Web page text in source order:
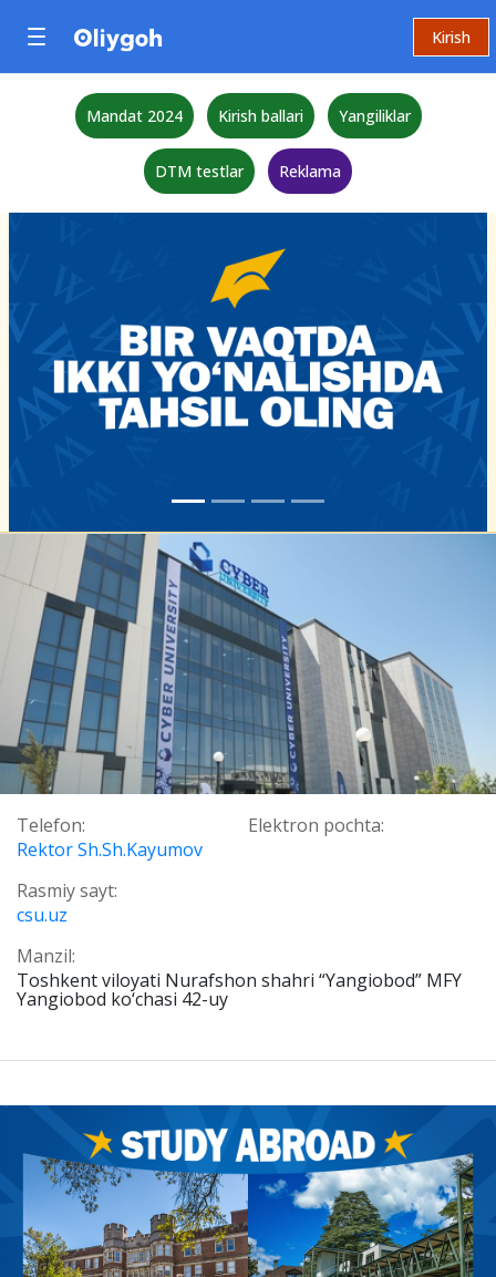
Kirish
Mandat 2024 Kirish ballari Yangiliklar
DTM testlar Reklama
Telefon:
Rektor Sh.Sh.Kayumov
Elektron pochta:
Rasmiy sayt:
csu.uz
Manzil:
Toshkent viloyati Nurafshon shahri “Yangiobod” MFY
Yangiobod ko‘chasi 42-uy